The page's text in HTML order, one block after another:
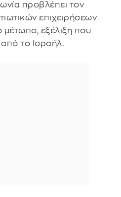
προβλέπει τον
επιχειρήσεων
μέτωπο, εξέλιξη που
το Ισραήλ.